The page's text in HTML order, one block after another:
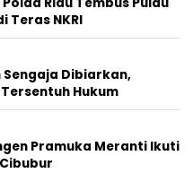
Teras NKRI
Dibiarkan,
Hukum
Pramuka Meranti Ikuti